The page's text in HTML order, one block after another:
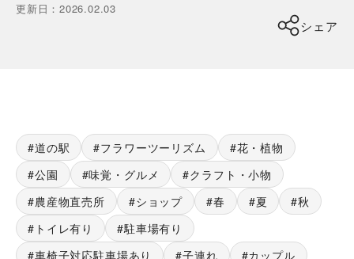
更新日 ：2026.02.03
シェア
道の駅 フラワーツーリズム
花・植物
公園
味覚・グルメ
クラフト・小物
農産物直売所
ショップ 春 夏
秋
トイレ有り
駐車場有り
車椅子対応駐車場あり
子連れ
カップル